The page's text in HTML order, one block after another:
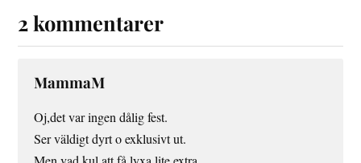
2 kommentarer
MammaM
Oj,det var ingen dålig fest.
Ser väldigt dyrt o exklusivt ut.